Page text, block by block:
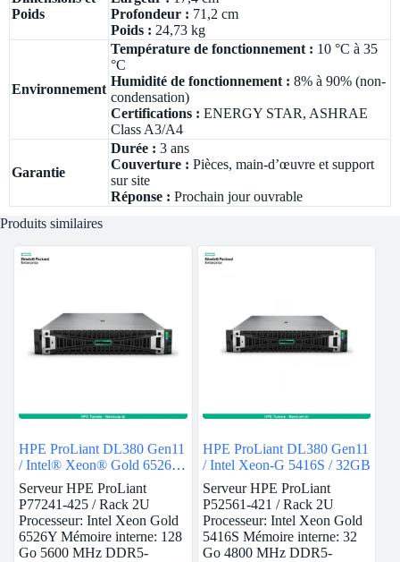
Poids
Profondeur : 71,2 cm
Poids : 24,73 kg
Environnement
Température de fonctionnement : 10 °C à 35
°C
Humidité de fonctionnement : 8% à 90% (non-
condensation)
Certifications : ENERGY STAR, ASHRAE
Class A3/A4
Garantie
Durée : 3 ans
Couverture : Pièces, main-d’œuvre et support
sur site
Réponse : Prochain jour ouvrable
Produits similaires
HPE ProLiant DL380 Gen11
/ Intel® Xeon® Gold 6526Y
/ 128GB
Serveur HPE ProLiant
P77241-425 / Rack 2U
Processeur: Intel Xeon Gold
6526Y Mémoire interne: 128
Go 5600 MHz DDR5-
HPE ProLiant DL380 Gen11
/ Intel Xeon-G 5416S / 32GB
Serveur HPE ProLiant
P52561-421 / Rack 2U
Processeur: Intel Xeon Gold
5416S Mémoire interne: 32
Go 4800 MHz DDR5-